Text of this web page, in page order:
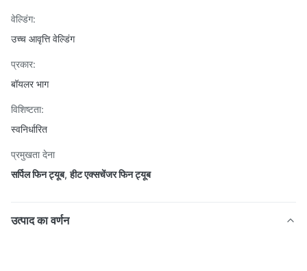
वेल्डिंग:
उच्च आवृत्ति वेल्डिंग
प्रकार:
बॉयलर भाग
विशिष्टता:
स्वनिर्धारित
प्रमुखता देना
सर्पिल फिन ट्यूब,हीट एक्सचेंजर फिन ट्यूब
उत्पाद का वर्णन